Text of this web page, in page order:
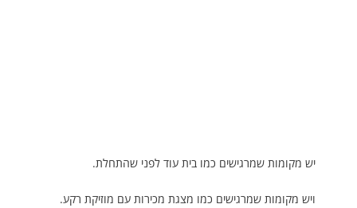
יש מקומות שמרגישים כמו בית עוד לפני שהתחלת.
ויש מקומות שמרגישים כמו מצגת מכירות עם מוזיקת רקע.